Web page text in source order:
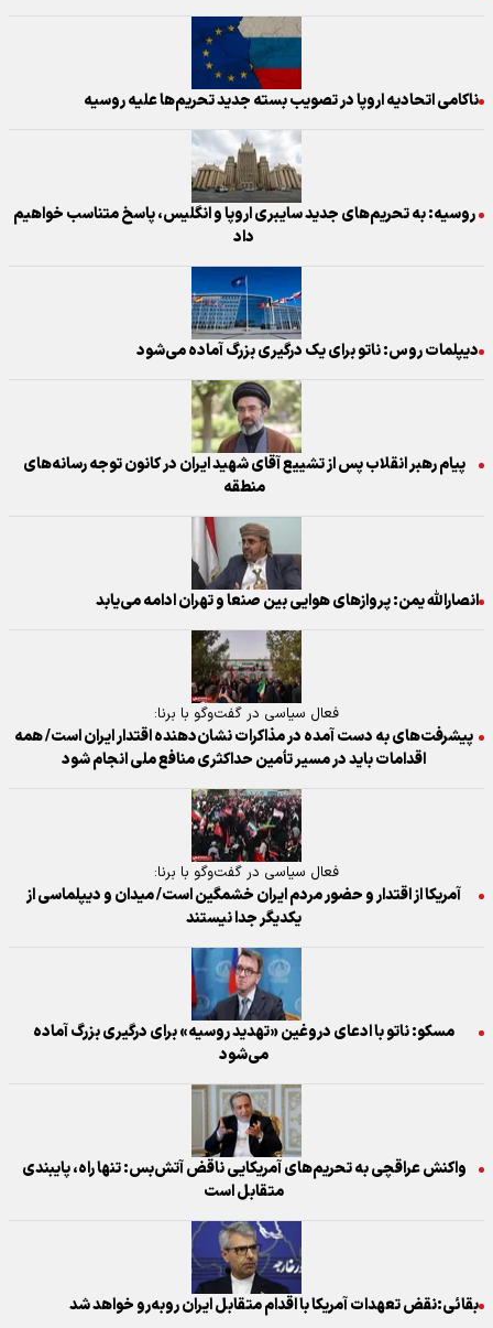
ناکامی اتحادیه اروپا در تصویب بسته جدید تحریم‌ها علیه روسیه
روسیه: به تحریم‌های جدید سایبری اروپا و انگلیس، پاسخ متناسب خواهیم
داد
دیپلمات روس: ناتو برای یک درگیری بزرگ آماده می‌شود
پیام رهبر انقلاب پس از تشییع آقای شهید ایران در کانون توجه رسانه‌های
منطقه
انصارالله یمن: پروازهای هوایی بین صنعا و تهران ادامه می‌یابد
فعال سیاسی در گفت‌وگو با برنا:
پیشرفت‌های به دست آمده در مذاکرات نشان‌دهنده اقتدار ایران است/ همه
اقدامات باید در مسیر تأمین حداکثری منافع ملی انجام شود
فعال سیاسی در گفت‌وگو با برنا:
آمریکا از اقتدار و حضور مردم ایران خشمگین است/ میدان و دیپلماسی از
یکدیگر جدا نیستند
مسکو: ناتو با ادعای دروغین «تهدید روسیه» برای درگیری بزرگ آماده
می‌شود
واکنش عراقچی به تحریم‌های آمریکایی ناقض آتش‌بس: تنها راه، پایبندی
متقابل است
بقائی:نقض تعهدات آمریکا با اقدام متقابل ایران روبه‌رو خواهد شد